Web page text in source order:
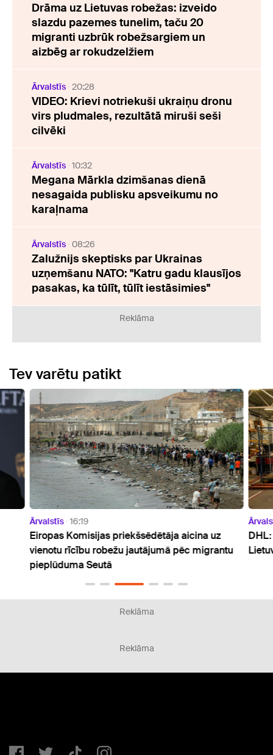
Drāma uz Lietuvas robežas: izveido
slazdu pazemes tunelim, taču 20
migranti uzbrūk robežsargiem un
aizbēg ar rokudzelžiem
Ārvalstīs 20:28
VIDEO: Krievi notriekuši ukraiņu dronu
virs pludmales, rezultātā miruši seši
cilvēki
Ārvalstīs 10:32
Megana Mārkla dzimšanas dienā
nesagaida publisku apsveikumu no
karaļnama
Ārvalstīs 08:26
Zalužnijs skeptisks par Ukrainas
uzņemšanu NATO: "Katru gadu klausījos
pasakas, ka tūlīt, tūlīt iestāsimies"
Reklāma
Tev varētu patikt
Ārvalstīs 16:19
Eiropas Komisijas priekšsēdētāja aicina uz
vienotu rīcību robežu jautājumā pēc migrantu
pieplūduma Seutā
Reklāma
Reklāma